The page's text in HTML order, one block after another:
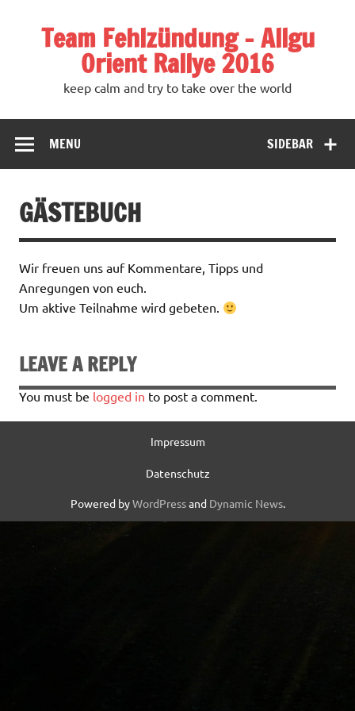
Team Fehlzündung – Allgu
Orient Rallye 2016
keep calm and try to take over the world
SIDEBAR
MENU
GÄSTEBUCH
Wir freuen uns auf Kommentare, Tipps und
Anregungen von euch.
Um aktive Teilnahme wird gebeten.
LEAVE A REPLY
You must be logged in to post a comment.
Impressum
Datenschutz
Powered byWordPressand Dynamic News.